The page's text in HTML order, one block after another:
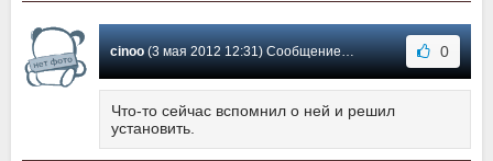
cinoo(3 мая 2012 12:31) Сообщение #6 0
Что-то сейчас вспомнил о ней и решил
установить.